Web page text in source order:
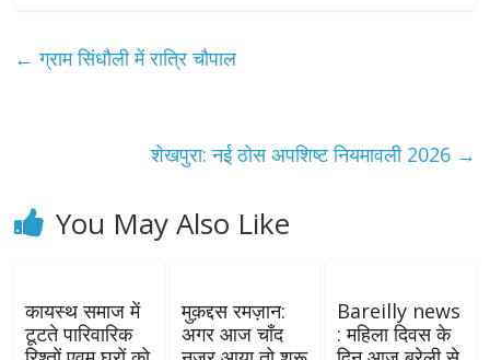
← ग्राम सिंधौली में रात्रि चौपाल
शेखपुरा: नई ठोस अपशिष्ट नियमावली 2026 →
You May Also Like
कायस्थ समाज में
टूटते पारिवारिक
मुक़द्दस रमज़ान:
अगर आज चाँद
Bareilly news
: महिला दिवस के